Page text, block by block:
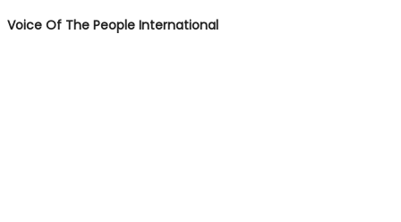
Voice Of The People International